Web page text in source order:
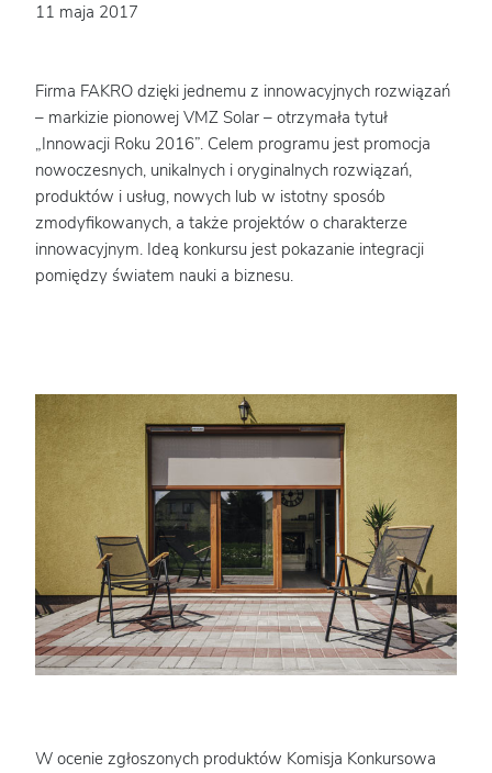
11 maja 2017
Firma FAKRO dzięki jednemu z innowacyjnych rozwiązań
– markizie pionowej VMZ Solar – otrzymała tytuł
„Innowacji Roku 2016”. Celem programu jest promocja
nowoczesnych, unikalnych i oryginalnych rozwiązań,
produktów i usług, nowych lub w istotny sposób
zmodyfikowanych, a także projektów o charakterze
innowacyjnym. Ideą konkursu jest pokazanie integracji
pomiędzy światem nauki a biznesu.
W ocenie zgłoszonych produktów Komisja Konkursowa